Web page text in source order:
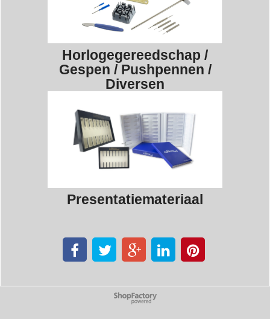
Horlogegereedschap /
Gespen / Pushpennen /
Diversen
Presentatiemateriaal
Webwinkel gemaakt met
ShopFactory webwinkel